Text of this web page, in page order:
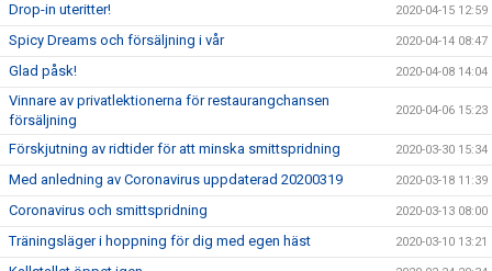
Drop-in uteritter! 2020-04-15 12:59
Spicy Dreams och försäljning i vår 2020-04-14 08:47
Glad påsk! 2020-04-08 14:04
Vinnare av privatlektionerna för restaurangchansen
försäljning
2020-04-06 15:23
Förskjutning av ridtider för att minska smittspridning 2020-03-30 15:34
Med anledning av Coronavirus uppdaterad 20200319 2020-03-18 11:39
Coronavirus och smittspridning 2020-03-13 08:00
Träningsläger i hoppning för dig med egen häst 2020-03-10 13:21